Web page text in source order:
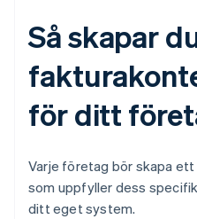
Så skapar
för ditt
Varje företag bör skapa ett
som uppfyller dess
ditt eget system.